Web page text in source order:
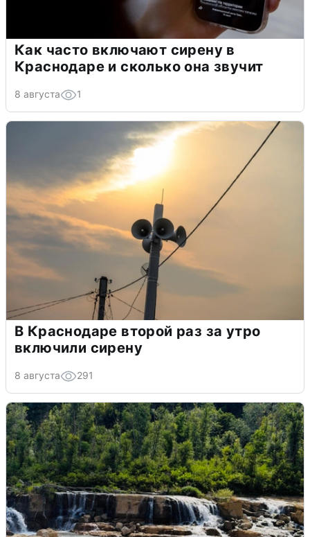
Как часто включают сирену в
Краснодаре и сколько она звучит
8 августа 1
В Краснодаре второй раз за утро
включили сирену
8 августа 291